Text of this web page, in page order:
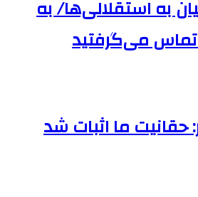
به استقلالی‌ها/ به
تماس می‌گرفتید
ما اثبات شد